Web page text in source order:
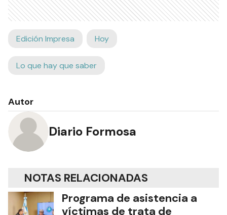
Edición Impresa Hoy
Lo que hay que saber
Autor
Diario Formosa
NOTAS RELACIONADAS
Programa de asistencia a
víctimas de trata de